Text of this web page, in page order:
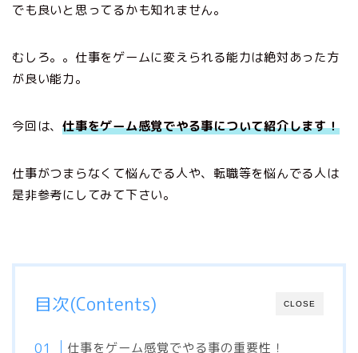
でも良いと思ってるかも知れません。
むしろ。。仕事をゲームに変えられる能力は絶対あった方
が良い能力。
今回は、仕事をゲーム感覚でやる事について紹介します！
仕事がつまらなくて悩んでる人や、転職等を悩んでる人は
是非参考にしてみて下さい。
CLOSE
目次(Contents)
仕事をゲーム感覚でやる事の重要性！